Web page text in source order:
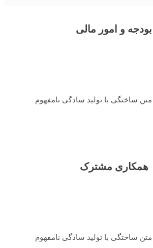
بودجه و امور مالی
ساختگی با تولید سادگی نامفهوم
همکاری مشترک
ساختگی با تولید سادگی نامفهوم